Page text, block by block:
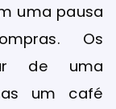
uma pausa
Os
de uma
um café